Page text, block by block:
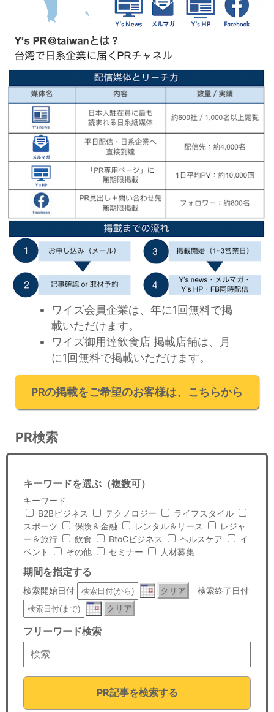
ワイズ会員企業は、年に1回無料で掲
載いただけます。
ワイズ御用達飲食店 掲載店舗は、月
に1回無料で掲載いただけます。
PRの掲載をご希望のお客様は、こちらから
PR検索
キーワードを選ぶ（複数可）
キーワード
B2Bビジネス
テクノロジー
ライフスタイル
スポーツ
保険＆金融 レンタル＆リース
レジャ
ー＆旅行
飲食 BtoCビジネス ヘルスケア
イ
ベント
その他 セミナー 人材募集
期間を指定する
検索開始日付 クリア
検索終了日付
クリア
フリーワード検索
PR記事を検索する